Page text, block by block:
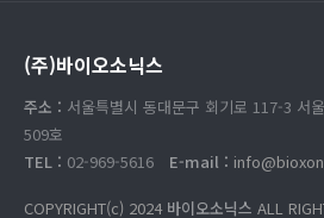
(주)바이오소닉스
주소 : 서울특별시 동대문구 회기로 117-3 서
509호
TEL : 02-969-5616 E-mail :
COPYRIGHT(c) 2024 바이오소닉스 ALL